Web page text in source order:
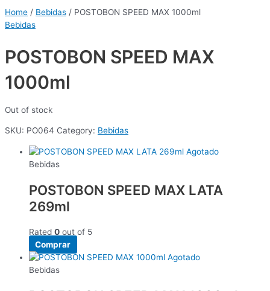
Home / Bebidas / POSTOBON SPEED MAX 1000ml
Bebidas
POSTOBON SPEED MAX
1000ml
Out of stock
SKU: PO064 Category: Bebidas
Agotado
Bebidas
POSTOBON SPEED MAX LATA
269ml
Rated 0 out of 5
Comprar
Agotado
Bebidas